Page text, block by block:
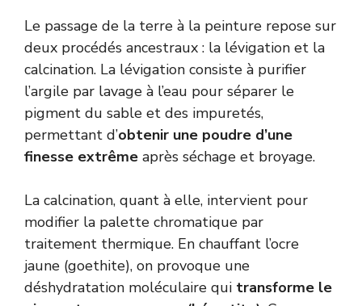
Le passage de la terre à la peinture repose sur
deux procédés ancestraux : la lévigation et la
calcination. La lévigation consiste à purifier
l’argile par lavage à l’eau pour séparer le
pigment du sable et des impuretés,
permettant d’obtenir une poudre d’une
finesse extrême après séchage et broyage.
La calcination, quant à elle, intervient pour
modifier la palette chromatique par
traitement thermique. En chauffant l’ocre
jaune (goethite), on provoque une
déshydratation moléculaire qui transforme le